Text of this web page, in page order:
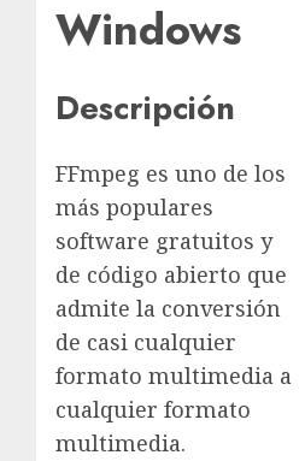
Windows
Descripción
FFmpeg es uno de los
más populares
software gratuitos y
de código abierto que
admite la conversión
de casi cualquier
formato multimedia a
cualquier formato
multimedia.